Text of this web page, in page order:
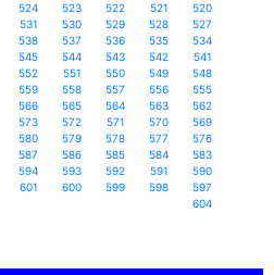
520
521
522
523
524
527
528
529
530
531
534
535
536
537
538
541
542
543
544
545
548
549
550
551
552
555
556
557
558
559
562
563
564
565
566
569
570
571
572
573
576
577
578
579
580
583
584
585
586
587
590
591
592
593
594
597
598
599
600
601
604